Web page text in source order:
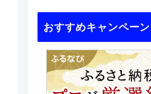
おすすめキャンペーン